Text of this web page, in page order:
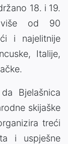
18. i 19.
više od 90
i najelitnije
Italije,
Bjelašnica
skijaške
treći
i uspješne